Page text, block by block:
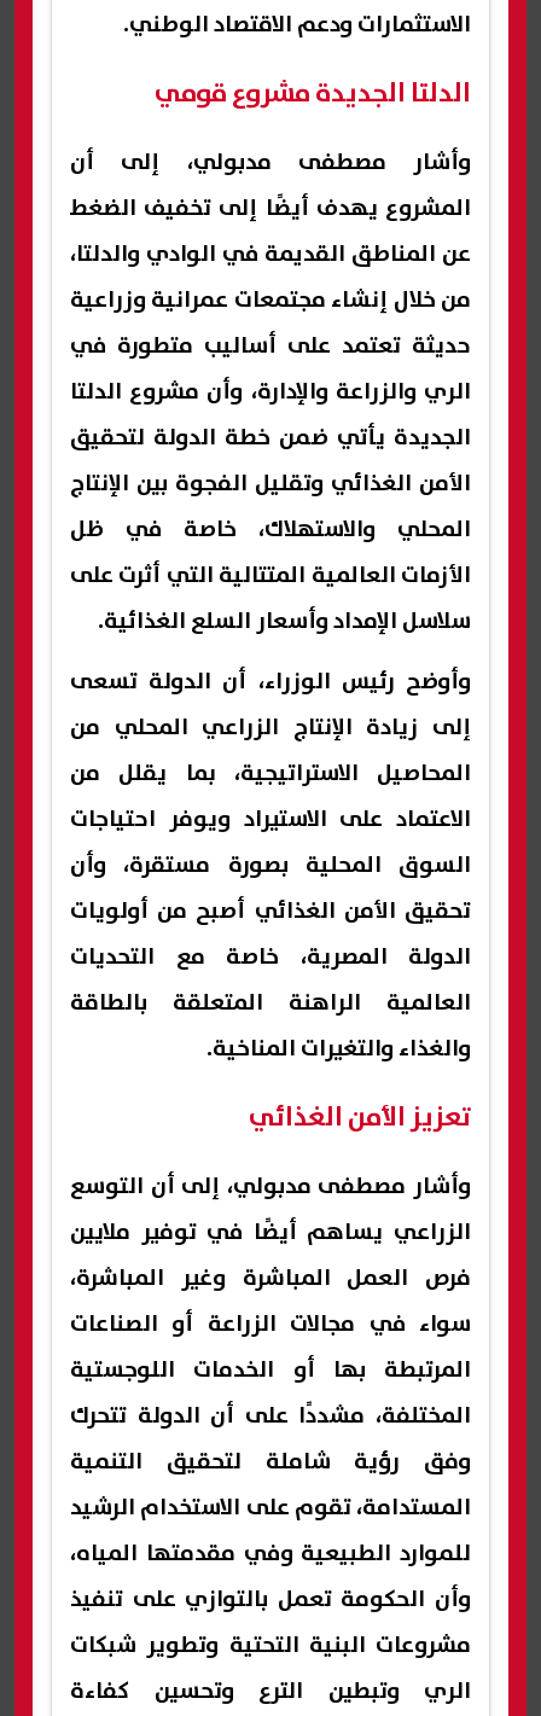
الاستثمارات ودعم الاقتصاد الوطني.
الدلتا الجديدة مشروع قومي
وأشار مصطفى مدبولي، إلى أن
المشروع يهدف أيضًا إلى تخفيف الضغط
عن المناطق القديمة في الوادي والدلتا،
من خلال إنشاء مجتمعات عمرانية وزراعية
حديثة تعتمد على أساليب متطورة في
الري والزراعة والإدارة، وأن مشروع الدلتا
الجديدة يأتي ضمن خطة الدولة لتحقيق
الأمن الغذائي وتقليل الفجوة بين الإنتاج
المحلي والاستهلاك، خاصة في ظل
الأزمات العالمية المتتالية التي أثرت على
سلاسل الإمداد وأسعار السلع الغذائية.
وأوضح رئيس الوزراء، أن الدولة تسعى
إلى زيادة الإنتاج الزراعي المحلي من
المحاصيل الاستراتيجية، بما يقلل من
الاعتماد على الاستيراد ويوفر احتياجات
السوق المحلية بصورة مستقرة، وأن
تحقيق الأمن الغذائي أصبح من أولويات
الدولة المصرية، خاصة مع التحديات
العالمية الراهنة المتعلقة بالطاقة
والغذاء والتغيرات المناخية.
تعزيز الأمن الغذائي
وأشار مصطفى مدبولي، إلى أن التوسع
الزراعي يساهم أيضًا في توفير ملايين
فرص العمل المباشرة وغير المباشرة،
سواء في مجالات الزراعة أو الصناعات
المرتبطة بها أو الخدمات اللوجستية
المختلفة، مشددًا على أن الدولة تتحرك
وفق رؤية شاملة لتحقيق التنمية
المستدامة، تقوم على الاستخدام الرشيد
للموارد الطبيعية وفي مقدمتها المياه،
وأن الحكومة تعمل بالتوازي على تنفيذ
مشروعات البنية التحتية وتطوير شبكات
الري وتبطين الترع وتحسين كفاءة